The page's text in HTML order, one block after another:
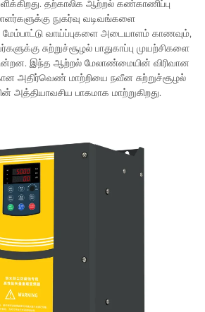
தற்காலிக ஆற்றல் கண்காணிப்பு
நுகர்வு வடிவங்களை
வாய்ப்புகளை அடையாளம் காணவும்,
சுற்றுச்சூழல் பாதுகாப்பு முயற்சிகளை
இந்த ஆற்றல் மேலாண்மையின் விரிவான
அதிர்வெண் மாற்றியை நவீன சுற்றுச்சூழல்
அத்தியாவசிய பாகமாக மாற்றுகிறது.